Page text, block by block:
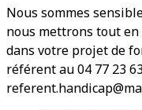
Nous sommes
nous mettrons tout
dans votre projet de
référent au 04 77 23